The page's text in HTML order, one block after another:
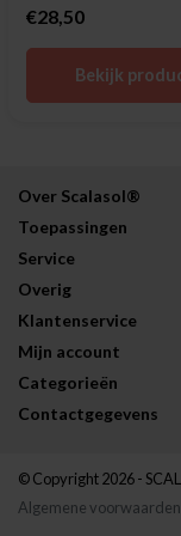
€28,50
Bekijk
Over Scalasol®
Toepassingen
Service
Overig
Klantenservice
Mijn account
Categorieën
Contactgegevens
© Copyright 2026 -
Algemene voorwaarden